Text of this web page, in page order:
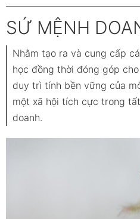
SỨ MỆNH
Nhằm tạo ra và cung cấp
học đồng thời đóng góp
duy trì tính bền vững của
một xã hội tích cực trong
doanh.